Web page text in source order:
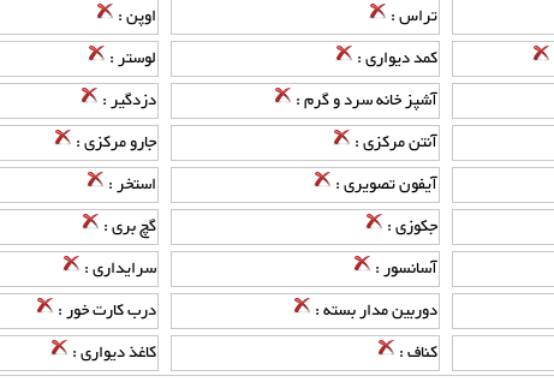
تراس :
اوپن :
کمد دیواری :
لوستر :
آشپز خانه سرد و گرم :
دزدگیر :
آنتن مرکزی :
جارو مرکزی :
آیفون تصویری :
استخر :
جکوزی :
گچ بری :
آسانسور :
سرایداری :
دوربین مدار بسته :
درب کارت خور :
کناف : کاغذ دیواری :